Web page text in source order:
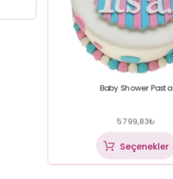
Baby Shower Pasta
5.799,83₺
Seçenekler